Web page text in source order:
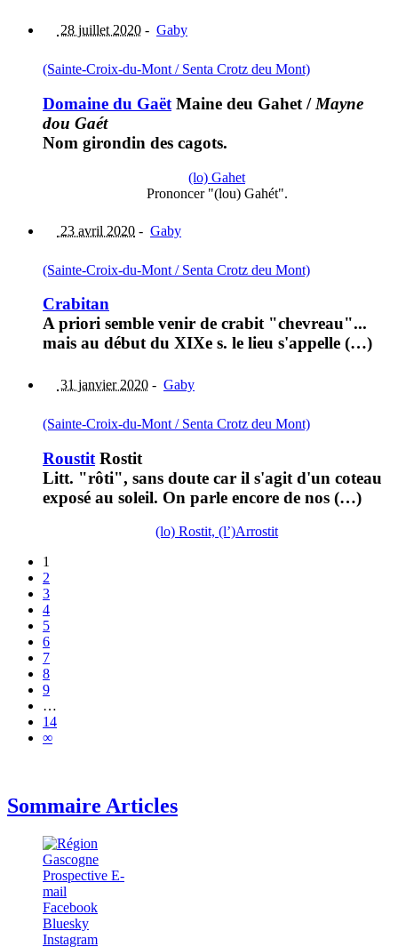
28 juillet 2020 - Gaby
(Sainte-Croix-du-Mont / Senta Crotz deu Mont)
Domaine du Gaët Maine deu Gahet / Mayne
dou Gaét
Nom girondin des cagots.
(lo) Gahet
Prononcer "(lou) Gahét".
23 avril 2020 - Gaby
(Sainte-Croix-du-Mont / Senta Crotz deu Mont)
Crabitan
A priori semble venir de crabit "chevreau"...
mais au début du XIXe s. le lieu s'appelle (…)
31 janvier 2020 - Gaby
(Sainte-Croix-du-Mont / Senta Crotz deu Mont)
Roustit Rostit
Litt. "rôti", sans doute car il s'agit d'un coteau
exposé au soleil. On parle encore de nos (…)
(lo) Rostit, (l’)Arrostit
1
2
3
4
5
6
7
8
9
…
14
∞
Sommaire Articles